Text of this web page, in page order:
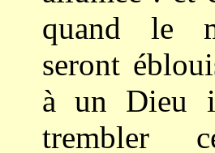
quand le
seront
à un Dieu
trembler